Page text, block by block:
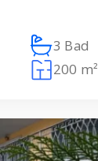
3 Bad
200 m²